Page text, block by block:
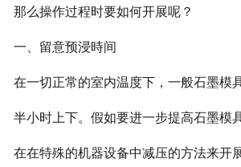
那么操作过程时要如何开展呢？
一、留意预浸時间
在一切正常的室内温度下，一般石墨模
半小时上下。假如要进一步提高石墨模
在在特殊的机器设备中减压的方法来开展